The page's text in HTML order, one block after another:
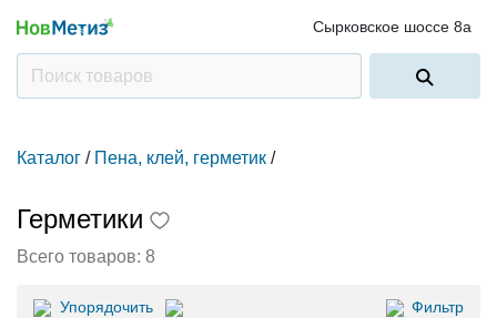
Сырковское шоссе 8а
Каталог / Пена, клей, герметик /
Герметики
Всего товаров: 8
Упорядочить Фильтр